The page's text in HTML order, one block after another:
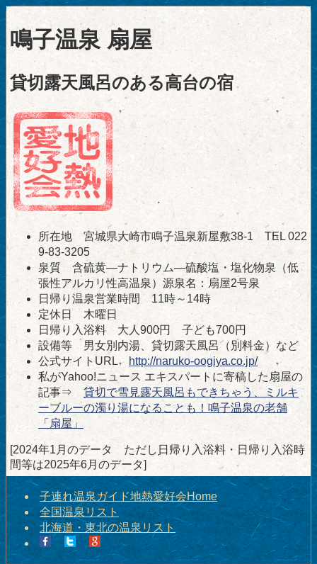
鳴子温泉 扇屋
貸切露天風呂のある高台の宿
所在地 宮城県大崎市鳴子温泉新屋敷38-1 TEL 022
9-83-3205
泉質 含硫黄―ナトリウム―硫酸塩・塩化物泉（低
張性アルカリ性高温泉）源泉名：扇屋2号泉
日帰り温泉営業時間 11時～14時
定休日 木曜日
日帰り入浴料 大人900円 子ども700円
設備等 男女別内湯、貸切露天風呂（別料金）など
公式サイトURL http://naruko-oogiya.co.jp/
私がYahoo!ニュース エキスパートに寄稿した扇屋の
記事⇒ 貸切で雪見露天風呂もできちゃう、ミルキ
ーブルーの濁り湯になることも！鳴子温泉の老舗
「扇屋」
[2024年1月のデータ ただし日帰り入浴料・日帰り入浴時
間等は2025年6月のデータ]
子連れ温泉ガイド地熱愛好会Home
全国温泉リスト
北海道・東北の温泉リスト